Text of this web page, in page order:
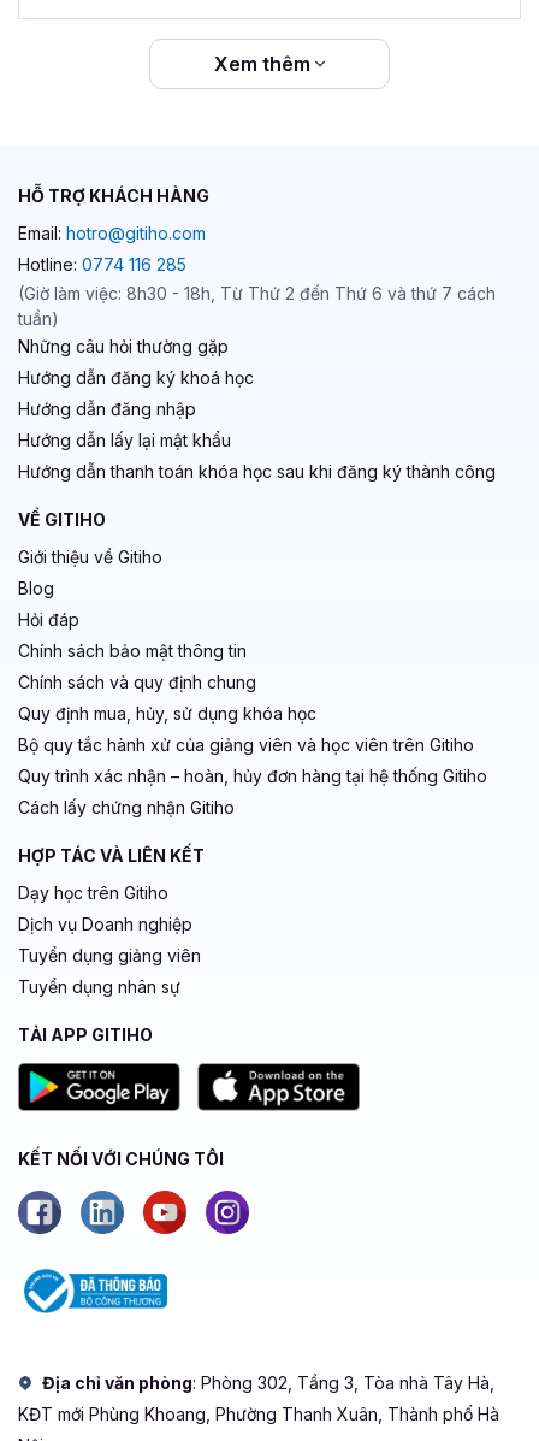
Xem thêm
HỖ TRỢ KHÁCH HÀNG
Email: hotro@gitiho.com
Hotline: 0774 116 285
(Giờ làm việc: 8h30 - 18h, Từ Thứ 2 đến Thứ 6 và thứ 7 cách
tuần)
Những câu hỏi thường gặp
Hướng dẫn đăng ký khoá học
Hướng dẫn đăng nhập
Hướng dẫn lấy lại mật khẩu
Hướng dẫn thanh toán khóa học sau khi đăng ký thành công
VỀ GITIHO
Giới thiệu về Gitiho
Blog
Hỏi đáp
Chính sách bảo mật thông tin
Chính sách và quy định chung
Quy định mua, hủy, sử dụng khóa học
Bộ quy tắc hành xử của giảng viên và học viên trên Gitiho
Quy trình xác nhận – hoàn, hủy đơn hàng tại hệ thống Gitiho
Cách lấy chứng nhận Gitiho
HỢP TÁC VÀ LIÊN KẾT
Dạy học trên Gitiho
Dịch vụ Doanh nghiệp
Tuyển dụng giảng viên
Tuyển dụng nhân sự
TẢI APP GITIHO
KẾT NỐI VỚI CHÚNG TÔI
Địa chỉ văn phòng: Phòng 302, Tầng 3, Tòa nhà Tây Hà,
KĐT mới Phùng Khoang, Phường Thanh Xuân, Thành phố Hà